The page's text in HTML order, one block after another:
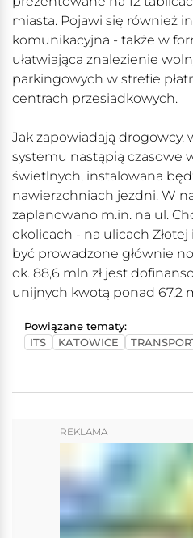
miasta. Pojawi się również
komunikacyjna - także w
ułatwiająca znalezienie
parkingowych w strefie
centrach przesiadkowych.
Jak zapowiadają drogowcy,
systemu nastąpią czasowe
świetlnych, instalowana
nawierzchniach jezdni. W
zaplanowano m.in. na ul.
okolicach - na ulicach
być prowadzone głównie
ok. 88,6 mln zł jest
unijnych kwotą ponad 67,2
Powiązane tematy:
ITS
KATOWICE
REKLAMA